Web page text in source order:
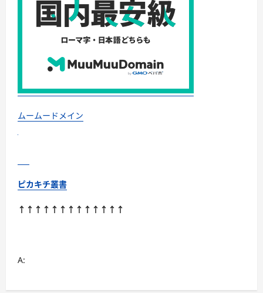
へ
飛
び
そ
う！
つ
い
さ
ら
ムームードメイン
ピカキチ叢書
↑↑↑↑↑↑↑↑↑↑↑↑↑
A: